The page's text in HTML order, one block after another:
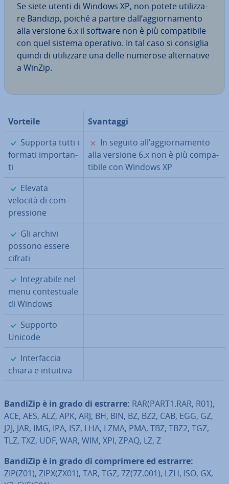
Se siete utenti di Windows XP, non potete uti­liz­za­
re Bandizip, poiché a partire dall’ag­gior­na­men­to
alla versione 6.x il software non è più com­pa­ti­bi­le
con quel sistema operativo. In tal caso si consiglia
quindi di uti­liz­za­re una delle numerose al­ter­na­ti­ve
a WinZip.
Vorteile
Svantaggi
✓
Supporta tutti i
formati im­por­tan­
ti
✗
In seguito all’ag­gior­na­men­to
alla versione 6.x non è più com­pa­
ti­bi­le con Windows XP
✓
Elevata
velocità di com­
pres­sio­ne
✓
Gli archivi
possono essere
cifrati
✓
In­te­gra­bi­le nel
menu con­te­stua­le
di Windows
✓
Supporto
Unicode
✓
In­ter­fac­cia
chiara e intuitiva
BandiZip è in grado di estrarre: RAR(PART1.RAR, R01),
ACE, AES, ALZ, APK, ARJ, BH, BIN, BZ, BZ2, CAB, EGG, GZ,
J2J, JAR, IMG, IPA, ISZ, LHA, LZMA, PMA, TBZ, TBZ2, TGZ,
TLZ, TXZ, UDF, WAR, WIM, XPI, ZPAQ, LZ, Z
BandiZip è in grado di com­pri­me­re ed estrarre:
ZIP(Z01), ZIPX(ZX01), TAR, TGZ, 7Z(7Z.001), LZH, ISO, GX,